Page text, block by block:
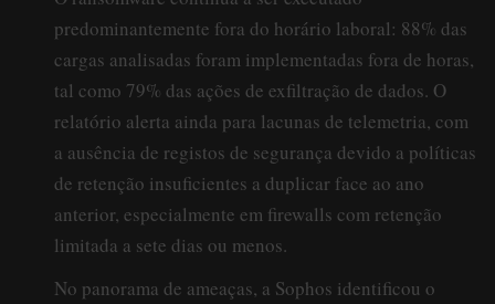
predominantemente fora do horário laboral: 88% das
cargas analisadas foram implementadas fora de horas,
tal como 79% das ações de exfiltração de dados. O
relatório alerta ainda para lacunas de telemetria, com
a ausência de registos de segurança devido a políticas
de retenção insuficientes a duplicar face ao ano
anterior, especialmente em firewalls com retenção
limitada a sete dias ou menos.
No panorama de ameaças, a Sophos identificou o